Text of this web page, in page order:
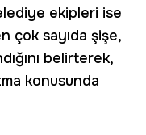
ekipleri ise
çok sayıda şişe,
belirterek,
konusunda